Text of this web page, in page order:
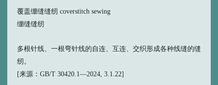
覆盖绷缝缝纫 coverstitch sewing
绷缝缝纫
多根针线、一根弯针线的自连、互连、交织形成各种线缝的缝
纫。
[来源：GB/T 30420.1—2024, 3.1.22]